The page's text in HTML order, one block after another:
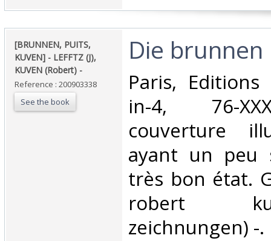
‎[BRUNNEN, PUITS,
KUVEN] - LEFFTZ (J),
KUVEN (Robert) - ‎
Reference : 200903338
See the book
‎Die brunnen
‎Paris,
in-4, 76-
couverture
ayant un peu
très bon état.
robert
zeichnungen) -.‎